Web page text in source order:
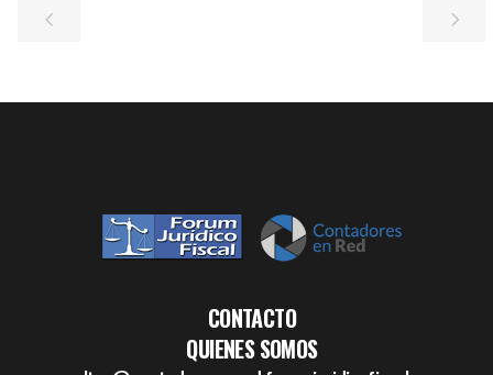
CONTACTO
QUIENES SOMOS